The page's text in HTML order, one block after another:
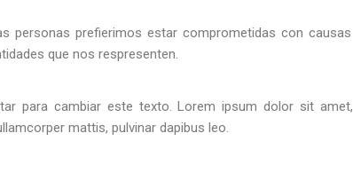
personas prefierimos estar comprometidas con causas
que nos respresenten.
para cambiar este texto. Lorem ipsum dolor sit amet,
mattis, pulvinar dapibus leo.